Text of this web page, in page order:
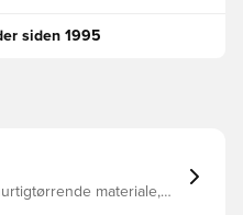
siden 1995
materiale,